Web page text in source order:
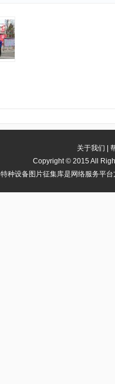
关于我们 |
Copyright© 2015 All
特种设备图片征集库是网络服务平